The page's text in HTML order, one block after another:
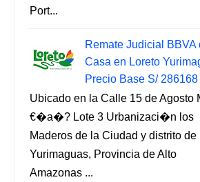
Port...
Remate Judicial BBVA
Casa en Loreto
Precio Base S/ 286168
Ubicado en la Calle 15 de Agosto
€�a�? Lote 3 Urbanizaci�n los
Maderos de la Ciudad y distrito de
Yurimaguas, Provincia de Alto
Amazonas ...